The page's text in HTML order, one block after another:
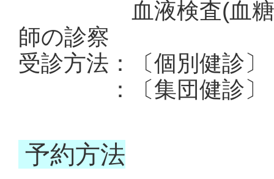
血液検査(血糖・脂
師の診察
受診方法：〔個別健診
：〔集団健診〕
予約方法